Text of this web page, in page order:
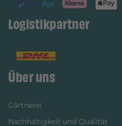
Logistikpartner
Über uns
Gärtnerei
Nachhaltigkeit und Qualität